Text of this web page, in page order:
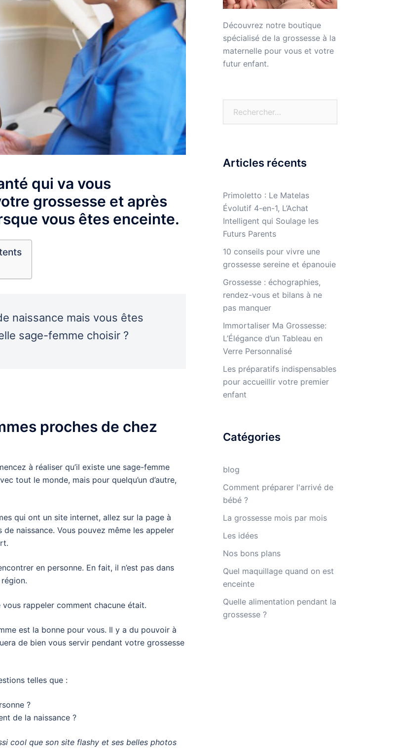
qui va vous
grossesse et après
vous êtes enceinte.
naissance mais vous êtes
sage-femme choisir ?
proches de chez
à réaliser qu’il existe une sage-femme
tout le monde, mais pour quelqu’un d’autre,
qui ont un site internet, allez sur la page à
naissance. Vous pouvez même les appeler
en personne. En fait, il n’est pas dans
rappeler comment chacune était.
est la bonne pour vous. Il y a du pouvoir à
de bien vous servir pendant votre grossesse
telles que :
?
de la naissance ?
cool que son site flashy et ses belles photos
Découvrez notre boutique
spécialisé de la grossesse à la
maternelle pour vous et votre
futur enfant.
Articles récents
Primoletto : Le Matelas
Évolutif 4-en-1, L’Achat
Intelligent qui Soulage les
Futurs Parents
10 conseils pour vivre une
grossesse sereine et épanouie
Grossesse : échographies,
rendez-vous et bilans à ne
pas manquer
Immortaliser Ma Grossesse:
L’Élégance d’un Tableau en
Verre Personnalisé
Les préparatifs indispensables
pour accueillir votre premier
enfant
Catégories
blog
Comment préparer l'arrivé de
bébé ?
La grossesse mois par mois
Les idées
Nos bons plans
Quel maquillage quand on est
enceinte
Quelle alimentation pendant la
grossesse ?